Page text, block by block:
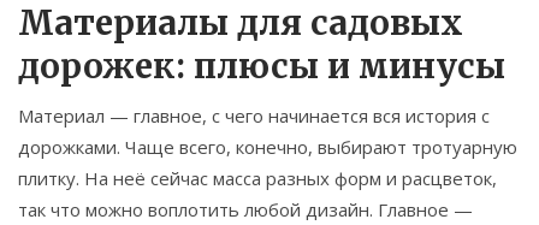
Материалы для садовых
дорожек: плюсы и минусы
Материал — главное, с чего начинается вся история с
дорожками. Чаще всего, конечно, выбирают тротуарную
плитку. На неё сейчас масса разных форм и расцветок,
так что можно воплотить любой дизайн. Главное —